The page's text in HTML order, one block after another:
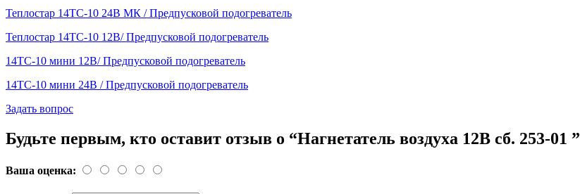
Теплостар 14ТС-10 24В МК / Предпусковой подогреватель
Теплостар 14ТС-10 12В/ Предпусковой подогреватель
14ТС-10 мини 12В/ Предпусковой подогреватель
14ТС-10 мини 24В / Предпусковой подогреватель
Задать вопрос
Будьте первым, кто оставит отзыв о “Нагнетатель воздуха 12В сб. 253-01 ”
Ваша оценка: